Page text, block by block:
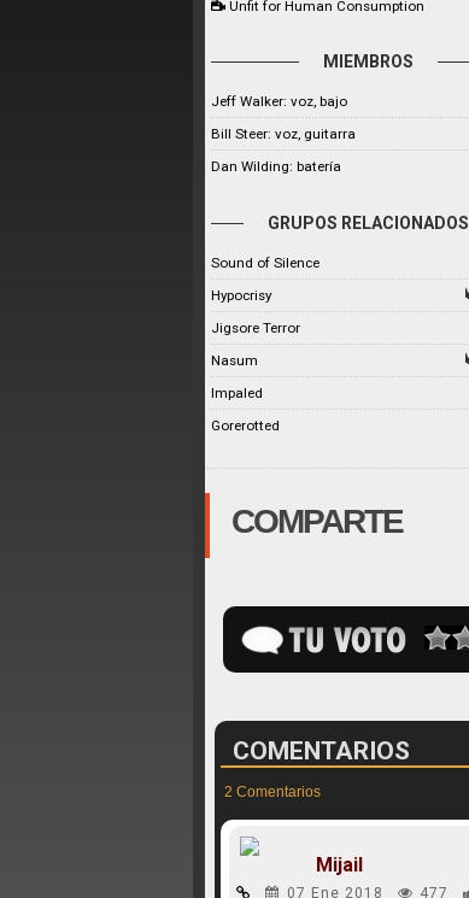
Unfit for Human Consumption
MIEMBROS
Jeff Walker: voz, bajo
Bill Steer: voz, guitarra
Dan Wilding: batería
GRUPOS RELACIONADOS
Sound of Silence
Hypocrisy
Jigsore Terror
Nasum
Impaled
Gorerotted
COMPARTE
COMENTARIOS
2 Comentarios
Mijail
07 Ene 2018 477